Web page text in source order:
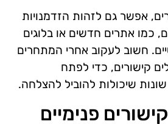
אפשר גם לזהות הזדמנויות
כמו אתרים חדשים או בלוגים
חשוב לעקוב אחרי המתחרים
קישורים, כדי לפתח
שיכולות להוביל להצלחה.
פנימיים